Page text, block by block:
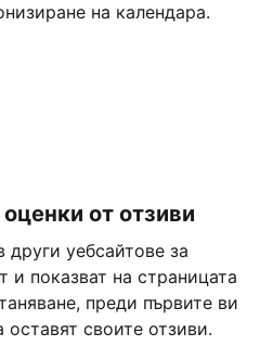
на календара.
от отзиви
уебсайтове за
и показват на страницата
преди първите ви
своите отзиви.